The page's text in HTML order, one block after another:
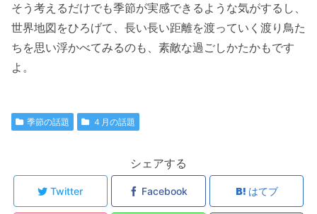
そう考えるだけでも季節が実感できるような気がするし、
世界地図をひろげて、長い長い距離を渡っていく渡り鳥た
ちを思い浮かべてみるのも、素敵な過ごしかたかもです
よ。
季節の話題 ４月の話題
シェアする
Twitter Facebook はてブ